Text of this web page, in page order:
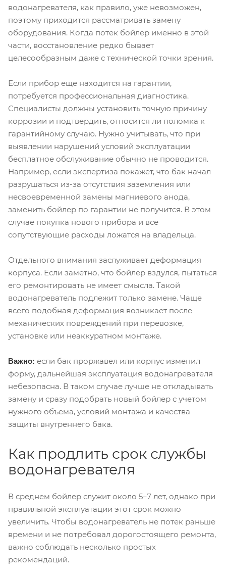
водонагревателя, как правило, уже невозможен,
поэтому приходится рассматривать замену
оборудования. Когда потек бойлер именно в этой
части, восстановление редко бывает
целесообразным даже с технической точки зрения.
Если прибор еще находится на гарантии,
потребуется профессиональная диагностика.
Специалисты должны установить точную причину
коррозии и подтвердить, относится ли поломка к
гарантийному случаю. Нужно учитывать, что при
выявлении нарушений условий эксплуатации
бесплатное обслуживание обычно не проводится.
Например, если экспертиза покажет, что бак начал
разрушаться из-за отсутствия заземления или
несвоевременной замены магниевого анода,
заменить бойлер по гарантии не получится. В этом
случае покупка нового прибора и все
сопутствующие расходы ложатся на владельца.
Отдельного внимания заслуживает деформация
корпуса. Если заметно, что бойлер вздулся, пытаться
его ремонтировать не имеет смысла. Такой
водонагреватель подлежит только замене. Чаще
всего подобная деформация возникает после
механических повреждений при перевозке,
установке или неаккуратном монтаже.
Важно: если бак проржавел или корпус изменил
форму, дальнейшая эксплуатация водонагревателя
небезопасна. В таком случае лучше не откладывать
замену и сразу подобрать новый бойлер с учетом
нужного объема, условий монтажа и качества
защиты внутреннего бака.
Как продлить срок службы
водонагревателя
В среднем бойлер служит около 5–7 лет, однако при
правильной эксплуатации этот срок можно
увеличить. Чтобы водонагреватель не потек раньше
времени и не потребовал дорогостоящего ремонта,
важно соблюдать несколько простых
рекомендаций.